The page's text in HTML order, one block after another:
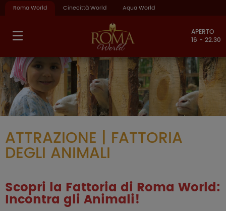
Roma World Cinecittà World Aqua World
APERTO
16 - 22.30
ATTRAZIONE | FATTORIA
DEGLI ANIMALI
Scopri la Fattoria di Roma World:
Incontra gli Animali!